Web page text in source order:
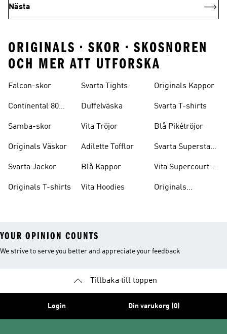
Nästa
ORIGINALS • SKOR • SKOSNOREN
OCH MER ATT UTFORSKA
Falcon-skor
Continental 80
Samba-skor
Originals Väskor
Svarta Jackor
Originals T-shirts
Svarta Tights
Duffelväska
Vita Tröjor
Adilette Tofflor
Blå Kappor
Vita Hoodies
Originals Kappor
Svarta T-shirts
Blå Pikétröjor
Svarta Superstar-
Vita Supercourt-
Originals
YOUR OPINION COUNTS
We strive to serve you better and appreciate your feedback
Tillbaka till toppen
Login Din varukorg (0)